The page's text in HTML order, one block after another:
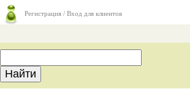
Регистрация / Вход для клиентов